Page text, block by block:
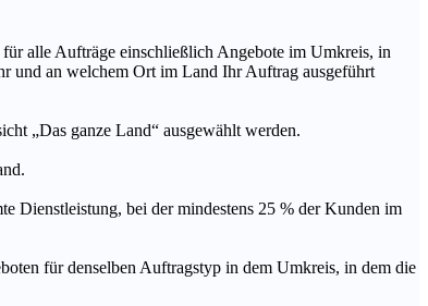
alle Aufträge einschließlich Angebote im Umkreis, in
und an welchem Ort im Land Ihr Auftrag ausgeführt
„Das ganze Land“ ausgewählt werden.
Dienstleistung, bei der mindestens 25 % der Kunden im
für denselben Auftragstyp in dem Umkreis, in dem die